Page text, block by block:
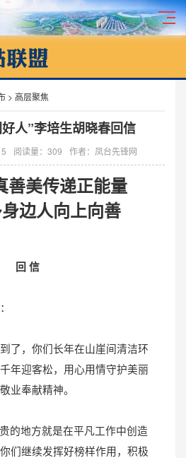
> 高层聚焦
人”李培生胡晓春回信
阅读量： 309 作者：凤台先锋网
善美传递正能量
边人向上向善
回 信
，你们长年在山崖间清洁环
年迎客松，用心用情守护美丽
业奉献精神。
地方就是在平凡工作中创造
们继续发挥好榜样作用，积极